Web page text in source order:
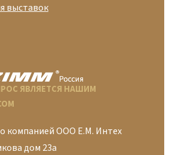
выставок
ЯВЛЯЕТСЯ НАШИМ
компанией ООО Е.М. Интех
дом 23а